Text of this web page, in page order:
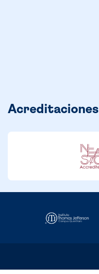
Acreditaciones